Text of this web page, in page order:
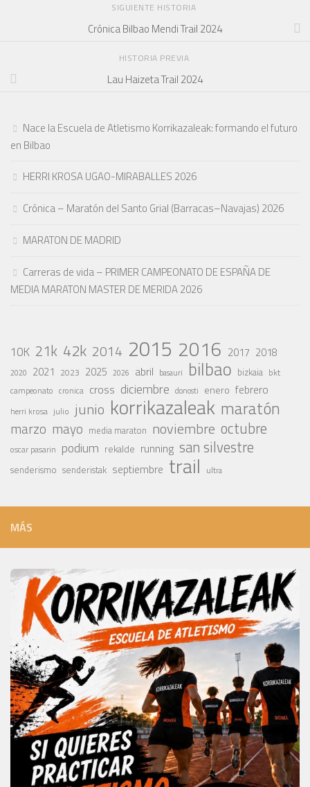
SIGUIENTE HISTORIA
Crónica Bilbao Mendi Trail 2024
HISTORIA PREVIA
Lau Haizeta Trail 2024
Nace la Escuela de Atletismo Korrikazaleak: formando el futuro
en Bilbao
HERRI KROSA UGAO-MIRABALLES 2026
Crónica – Maratón del Santo Grial (Barracas–Navajas) 2026
MARATON DE MADRID
Carreras de vida – PRIMER CAMPEONATO DE ESPAÑA DE
MEDIA MARATON MASTER DE MERIDA 2026
10K 21k 42k 2014 2015 2016 2017 2018
2020 2021 2023 2025 2026 abril basauri bilbao bizkaia bkt
campeonato cronica cross diciembre donosti enero febrero
herri krosa julio junio korrikazaleak maratón
marzo mayo media maraton noviembre octubre
oscar pasarin podium rekalde running san silvestre
senderismo senderistak septiembre trail ultra
MÁS